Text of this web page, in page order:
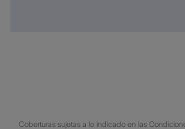
Coberturas sujetas a lo indicado en las